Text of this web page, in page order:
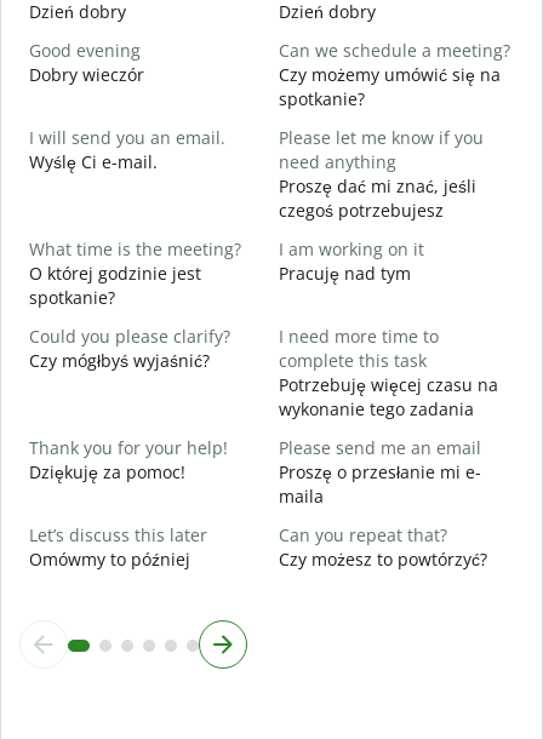
Dzień dobry
Dzień dobry
Good evening
Dobry wieczór
Can we schedule a meeting?
Czy możemy umówić się na
spotkanie?
I will send you an email.
Wyślę Ci e-mail.
Please let me know if you
need anything
Proszę dać mi znać, jeśli
czegoś potrzebujesz
What time is the meeting?
O której godzinie jest
spotkanie?
I am working on it
Pracuję nad tym
Could you please clarify?
Czy mógłbyś wyjaśnić?
I need more time to
complete this task
Potrzebuję więcej czasu na
wykonanie tego zadania
Thank you for your help!
Dziękuję za pomoc!
Please send me an email
Proszę o przesłanie mi e-
maila
Let’s discuss this later
Omówmy to później
Can you repeat that?
Czy możesz to powtórzyć?